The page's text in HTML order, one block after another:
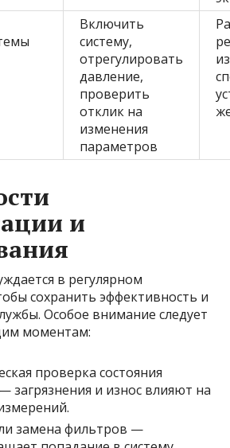
Включить
систему,
отрегулировать
давление,
проверить
отклик на
изменения
параметров
и
в регулярном
сохранить эффективность и
Особое внимание следует
моментам:
проверка состояния
загрязнения и износ влияют на
замена фильтров —